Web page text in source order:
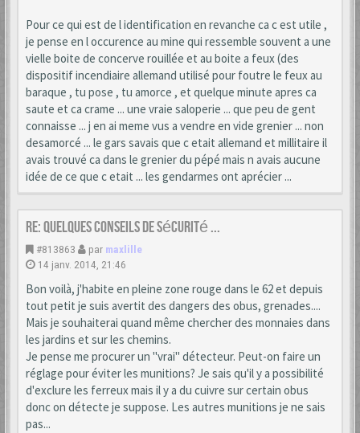
Pour ce qui est de l identification en revanche ca c est utile ,
je pense en l occurence au mine qui ressemble souvent a une
vielle boite de concerve rouillée et au boite a feux (des
dispositif incendiaire allemand utilisé pour foutre le feux au
baraque , tu pose , tu amorce , et quelque minute apres ca
saute et ca crame ... une vraie saloperie ... que peu de gent
connaisse ... j en ai meme vus a vendre en vide grenier ... non
desamorcé ... le gars savais que c etait allemand et millitaire il
avais trouvé ca dans le grenier du pépé mais n avais aucune
idée de ce que c etait ... les gendarmes ont aprécier ...
Re: Quelques conseils de sécurité ...
#813863 par maxlille
14 janv. 2014, 21:46
Bon voilà, j'habite en pleine zone rouge dans le 62 et depuis
tout petit je suis avertit des dangers des obus, grenades....
Mais je souhaiterai quand même chercher des monnaies dans
les jardins et sur les chemins.
Je pense me procurer un "vrai" détecteur. Peut-on faire un
réglage pour éviter les munitions? Je sais qu'il y a possibilité
d'exclure les ferreux mais il y a du cuivre sur certain obus
donc on détecte je suppose. Les autres munitions je ne sais
pas...